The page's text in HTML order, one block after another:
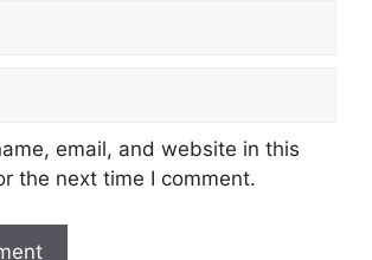
email, and website in this
the next time I comment.